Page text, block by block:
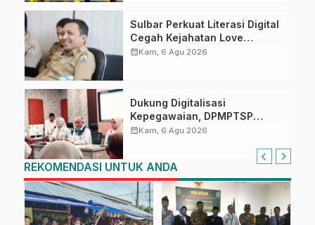
Sulbar Perkuat Literasi Digital
Cegah Kejahatan Love
Scamming
calendar_monthKam, 6 Agu 2026
Dukung Digitalisasi
Kepegawaian, DPMPTSP
Sulbar Siap Terapkan Aplikasi
calendar_monthKam, 6 Agu 2026
REKOMENDASI UNTUK ANDA